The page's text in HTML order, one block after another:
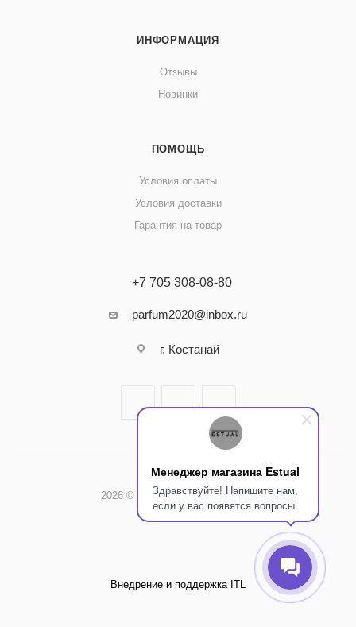
Менеджер магазина Estual
Здравствуйте! Напишите нам,
если у вас появятся вопросы.
ИНФОРМАЦИЯ
Отзывы
Новинки
ПОМОЩЬ
Условия оплаты
Условия доставки
Гарантия на товар
+7 705 308-08-80
parfum2020@inbox.ru
г. Костанай
2026 © Интернет-магазин Estual
Внедрение и поддержка ITL